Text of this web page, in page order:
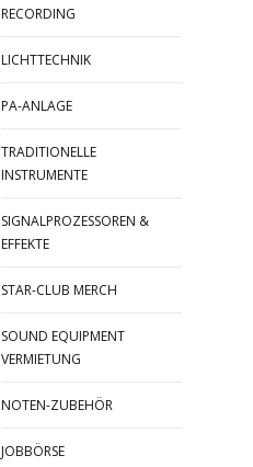
RECORDING
LICHTTECHNIK
PA-ANLAGE
TRADITIONELLE
INSTRUMENTE
SIGNALPROZESSOREN &
EFFEKTE
STAR-CLUB MERCH
SOUND EQUIPMENT
VERMIETUNG
NOTEN-ZUBEHÖR
JOBBÖRSE